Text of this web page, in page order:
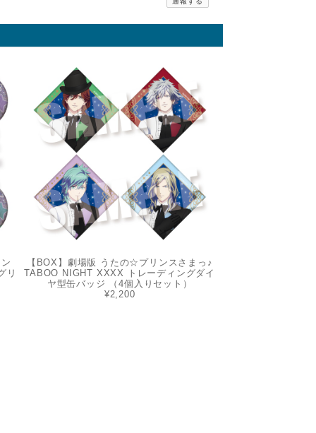
リ
【BOX】劇場版 うたの☆プリンスさまっ♪
TABOO NIGHT XXXX トレーディングダイ
ヤ型缶バッジ （4個入りセット）
¥2,200